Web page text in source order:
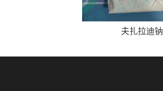
夫扎拉迪钠